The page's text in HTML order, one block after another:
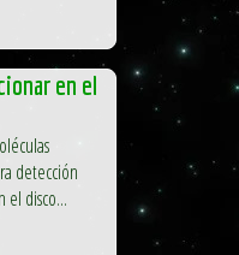
en el
detección
disco...